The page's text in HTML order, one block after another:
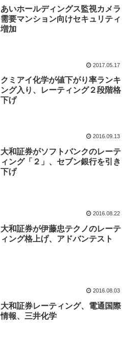
あいホールディングス監視カメラ
需要マンション向けセキュリティ
増加
2017.05.17
クミアイ化学が値下がり率ランキ
ング入り、レーティング２段階格
下げ
2016.09.13
大和証券がソフトバンクのレーテ
ィング「２」、セブン銀行を引き
下げ
2016.08.22
大和証券が伊藤忠テクノのレーテ
ィング格上げ、アドバンテスト
2016.08.03
大和証券レーティング、電通国際
情報、三井化学